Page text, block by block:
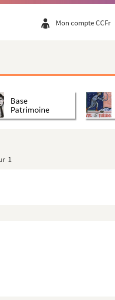
Mon compte CCFr
Base
Patrimoine
1